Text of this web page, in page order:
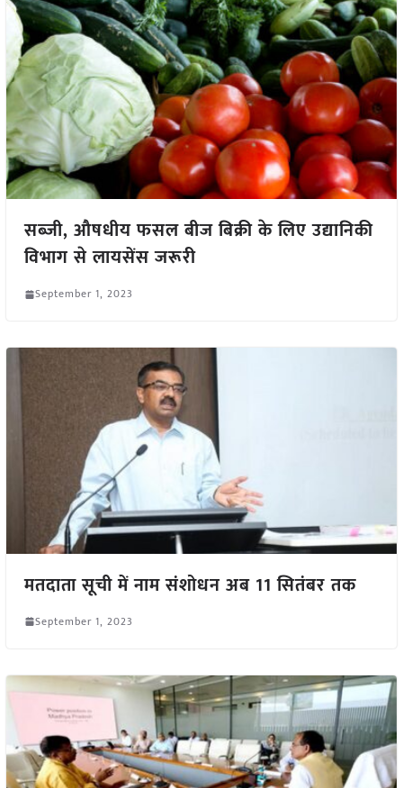
सब्जी, औषधीय फसल बीज बिक्री के लिए उद्यानिकी
विभाग से लायसेंस जरूरी
September 1, 2023
मतदाता सूची में नाम संशोधन अब 11 सितंबर तक
September 1, 2023